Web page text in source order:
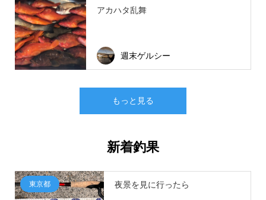
アカハタ乱舞
週末ゲルシー
もっと見る
新着釣果
東京都 夜景を見に行ったら